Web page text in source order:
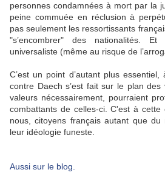
personnes condamnées à mort par la
peine commuée en réclusion à
pas seulement les ressortissants
"s’encombrer" des nationalités.
universaliste (même au risque de
C’est un point d’autant plus
contre Daech s’est fait sur le plan des
valeurs nécessairement, pourraient
combattants de celles-ci. C'est à cette
nous, citoyens français autant que du
leur idéologie funeste.
Aussi sur le blog.